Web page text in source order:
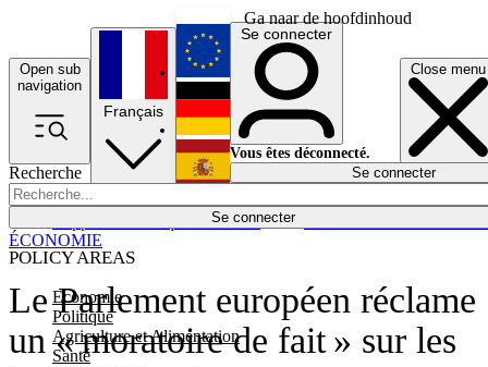
Ga naar de hoofdinhoud
Open sub
navigation
Close menu
Recherche
Se connecter
POLICY AREAS
Economie
Politique
Agriculture et Alimentation
Santé
Économie
Français
English
Deutsch
Español
Se connecter
Vous êtes déconnecté.
Se connecter
Le Parlement européen réclame
un « moratoire de fait » sur les
ÉCONOMIE